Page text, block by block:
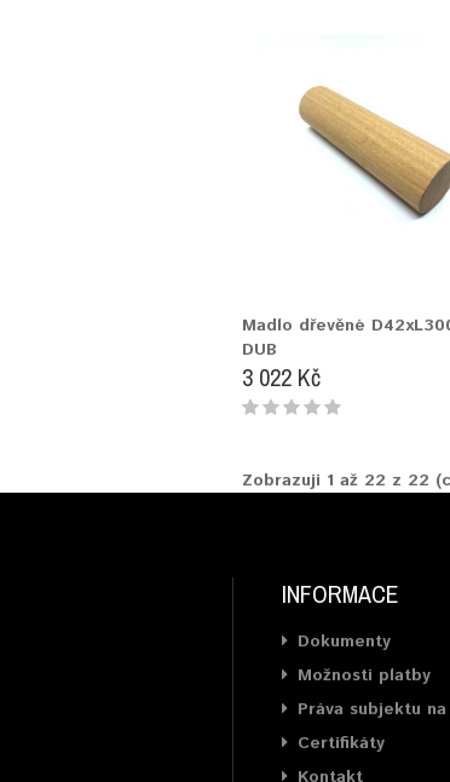
Madlo dřevěné
DUB
3 022 Kč
Zobrazuji 1 až 22 z 22
INFORMACE
Dokumenty
Možnosti platby
Práva subjektu
Certifikáty
Kontakt